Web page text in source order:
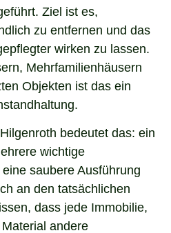
Ziel ist es,
zu entfernen und das
wirken zu lassen.
Mehrfamilienhäusern
Objekten ist das ein
bedeutet das: ein
wichtige
saubere Ausführung
an den tatsächlichen
dass jede Immobilie,
andere